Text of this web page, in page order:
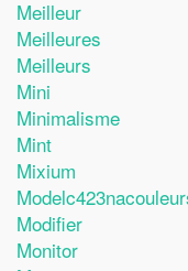
Meilleur
Meilleures
Meilleurs
Mini
Minimalisme
Mint
Mixium
Modifier
Monitor